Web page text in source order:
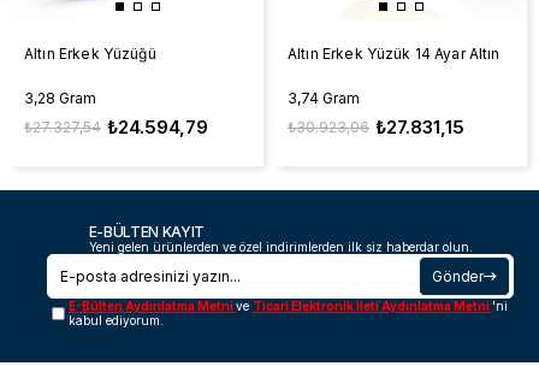
Altın Erkek Yüzüğü
3,28 Gram
₺24.594,79
₺27.327,54
Altın Erkek Yüzük 14 Ayar Altın
3,74 Gram
₺27.831,15
₺30.923,06
E-BÜLTEN KAYIT
Yeni gelen ürünlerden ve özel indirimlerden ilk siz haberdar olun.
Gönder
E-Bülten Aydınlatma Metnive Ticari Elektronik İleti Aydınlatma Metni 'ni
kabul ediyorum.